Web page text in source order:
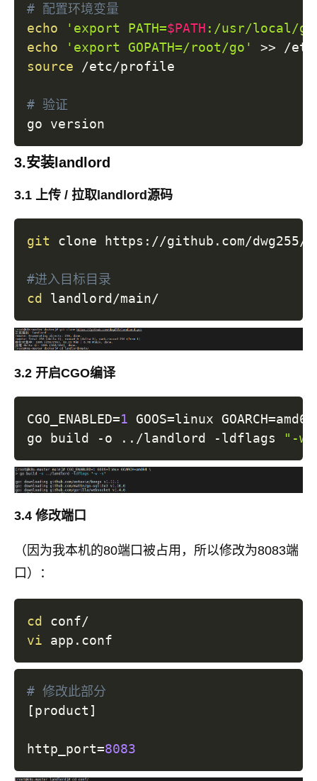
# 配置环境变量
echo
'export PATH=$PATH :/usr/local/
echo
'export GOPATH=/root/go'
>>
source /etc/profile
# 验证
3.安装landlord
3.1 上传 / 拉取landlord源码
git clone https://github.com/
#进入目标目录
cd
3.2 开启CGO编译
CGO_ENABLED=1 GOOS=linux GOARCH=
go build -o
.. /landlord -ldflags "-w
3.4 修改端口
（因为我本机的80端口被占用，所以修改为8083端
口）：
cd
vi
# 修改此部分
[product ]
http_port=8083